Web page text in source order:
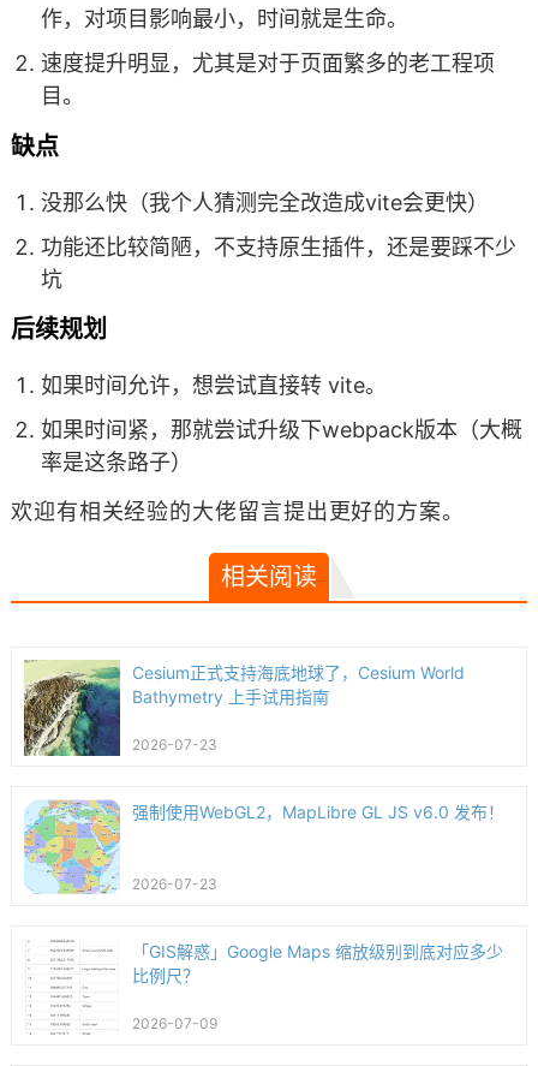
作，对项目影响最小，时间就是生命。
速度提升明显，尤其是对于页面繁多的老工程项
目。
缺点
没那么快（我个人猜测完全改造成vite会更快）
功能还比较简陋，不支持原生插件，还是要踩不少
坑
后续规划
如果时间允许，想尝试直接转 vite。
如果时间紧，那就尝试升级下webpack版本（大概
率是这条路子）
欢迎有相关经验的大佬留言提出更好的方案。
相关阅读
Cesium正式支持海底地球了，Cesium World
Bathymetry 上手试用指南
2026-07-23
强制使用WebGL2，MapLibre GL JS v6.0 发布！
2026-07-23
「GIS解惑」Google Maps 缩放级别到底对应多少
比例尺？
2026-07-09